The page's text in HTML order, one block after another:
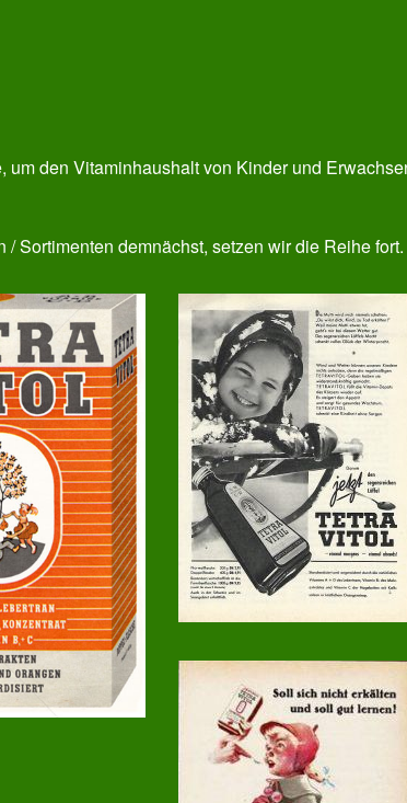
den Vitaminhaushalt von Kinder und
Sortimenten demnächst, setzen wir die Reihe fort.